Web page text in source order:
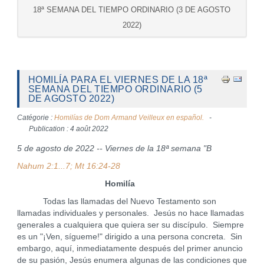
18ª SEMANA DEL TIEMPO ORDINARIO (3 DE AGOSTO
2022)
HOMILÍA PARA EL VIERNES DE LA 18ª
SEMANA DEL TIEMPO ORDINARIO (5
DE AGOSTO 2022)
Catégorie : Homilías de Dom Armand Veilleux en español.
Publication : 4 août 2022
5 de agosto de 2022 -- Viernes de la 18ª semana "B
Nahum 2:1...7; Mt 16:24-28
Homilía
Todas las llamadas del Nuevo Testamento son
llamadas individuales y personales. Jesús no hace llamadas
generales a cualquiera que quiera ser su discípulo. Siempre
es un "¡Ven, sígueme!" dirigido a una persona concreta. Sin
embargo, aquí, inmediatamente después del primer anuncio
de su pasión, Jesús enumera algunas de las condiciones que